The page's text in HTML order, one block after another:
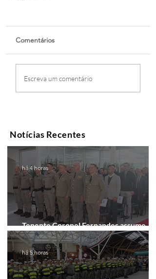
Comentários
Escreva um comentário
Notícias Recentes
Tenente Coronel Fernandes assume
comando do 41º BPM em Gramado
há 4 horas
há 5 horas